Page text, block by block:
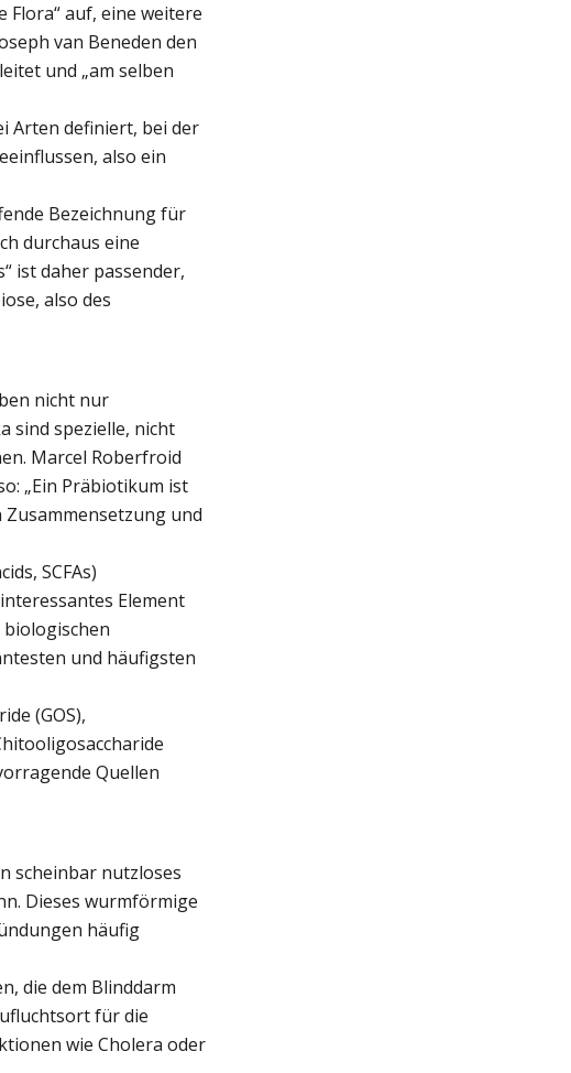
auf, eine weitere
van Beneden den
und „am selben
Arten definiert, bei der
also ein
Bezeichnung für
durchaus eine
ist daher passender,
also des
nicht nur
sind spezielle, nicht
Marcel Roberfroid
„Ein Präbiotikum ist
und
SCFAs)
Element
und häufigsten
(GOS),
Quellen
scheinbar nutzloses
Dieses wurmförmige
häufig
die dem Blinddarm
für die
wie Cholera oder